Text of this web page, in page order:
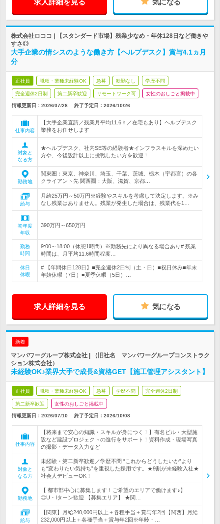
株式会社ロココ | 【スタンダード市場】残業少なめ・年休128日など働きや
すさ◎
大手企業の情シスのような働き方【ヘルプデスク】賞与4.1ヵ月
分
正社員 職種・業種未経験OK 急募 転勤なし 学歴不問
完全週休2日制 第二新卒歓迎 リモートワーク可 女性のおしごと掲載中
情報更新日：2026/07/28 終了予定日： 2026/10/26
仕事内容
【大手企業直請／残業月平均11.6ｈ／在宅もあり】ヘルプデスク
業務をお任せします
対象と
なる方
★ヘルプデスク、社内SE等の経験者★インフラスキルを深めたい
方や、今後設計以上に挑戦したい方を歓迎！
勤務地
関東圏：東京、神奈川、埼玉、千葉、茨城、栃木（宇都宮）の各
クライアント先 関西圏：大阪、滋賀、京都…
給与
月給25万円～50万円※経験やスキルを考慮して決定します。※み
なし残業はありません。残業が発生した場合は、残業代を1…
初年度
年収
390万円～650万円
勤務
時間
9:00～18:00（休憩1時間）※勤務先により異なる場合あり# 残業
時間は、月平均11.6時間程度…
休日
休暇
# 【年間休日128日】■完全週休2日制（土・日）■祝日休み■年末
年始休暇（7日）■夏季休暇（5日）…
求人詳細を見る 気になる
新着
マンパワーグループ株式会社 | （旧社名 マンパワーグループコンストラク
ション株式会社）
未経験OK♪業界大手で成長&資格GET【施工管理アシスタント】
正社員 職種・業種未経験OK 急募 学歴不問 完全週休2日制
第二新卒歓迎 女性のおしごと掲載中
情報更新日：2026/07/10 終了予定日： 2026/10/08
仕事内容
【将来まで安心の知識・スキルが身につく！】有名ビル・大型施
設など建設プロジェクトの進行をサポート！資料作成・現場写真
の撮影・データ入力など
対象と
なる方
未経験・第二新卒歓迎／学歴不問 “これからどうしたいか”より
も“変わりたい気持ち”を重視した採用です。★9割が未経験入社★
社会人デビューOK！
勤務地
【 都市部中心に募集します！ご希望のエリアで働けます♪】
◎U・Iターン歓迎 【募集エリア】 ★関…
給与
【関東】月給240,000円以上＋各種手当＋賞与年2回【関西】月給
232,000円以上＋各種手当＋賞与年2回※年齢・…